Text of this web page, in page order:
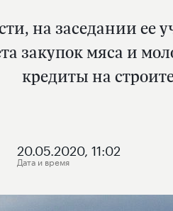
на заседании ее
закупок мяса и
кредиты на
20.05.2020, 11:02
Дата и время